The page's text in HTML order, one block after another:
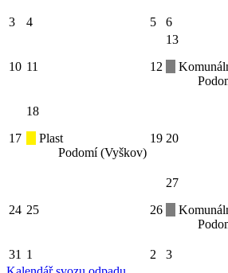
3 4 5 6
10 11 12
13
17
18
Plast
Podomí (Vyškov)
19 20
24 25 26
27
31 1 2 3